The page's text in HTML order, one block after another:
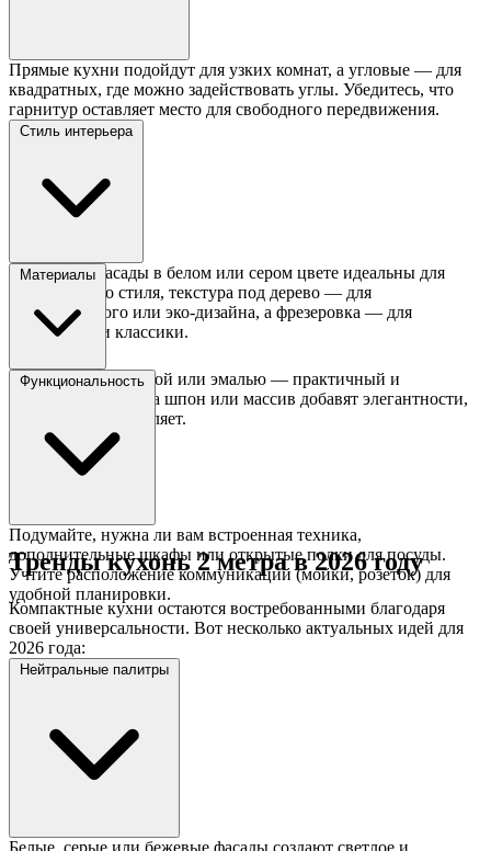
Прямые кухни подойдут для узких комнат, а угловые — для
квадратных, где можно задействовать углы. Убедитесь, что
гарнитур оставляет место для свободного передвижения.
Стиль интерьера
Глянцевые фасады в белом или сером цвете идеальны для
современного стиля, текстура под дерево — для
скандинавского или эко-дизайна, а фрезеровка — для
прованса или классики.
Материалы
МДФ с ПВХ-пленкой или эмалью — практичный и
доступный выбор, а шпон или массив добавят элегантности,
если бюджет позволяет.
Функциональность
Подумайте, нужна ли вам встроенная техника,
дополнительные шкафы или открытые полки для посуды.
Учтите расположение коммуникаций (мойки, розеток) для
удобной планировки.
Тренды кухонь 2 метра в 2026 году
Компактные кухни остаются востребованными благодаря
своей универсальности. Вот несколько актуальных идей для
2026 года:
Нейтральные палитры
Белые, серые или бежевые фасады создают светлое и